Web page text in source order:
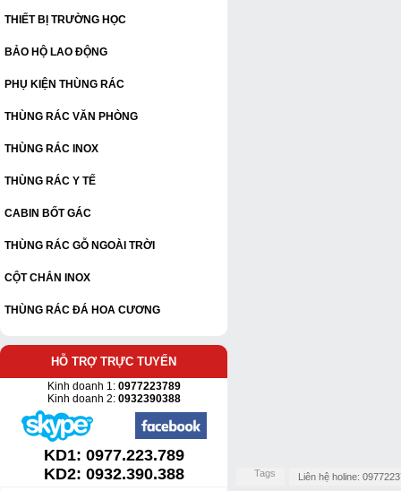
THIẾT BỊ TRƯỜNG HỌC
BẢO HỘ LAO ĐỘNG
PHỤ KIỆN THÙNG RÁC
THÙNG RÁC VĂN PHÒNG
THÙNG RÁC INOX
THÙNG RÁC Y TẾ
CABIN BỐT GÁC
THÙNG RÁC GỖ NGOÀI TRỜI
CỘT CHẮN INOX
THÙNG RÁC ĐÁ HOA CƯƠNG
HỖ TRỢ TRỰC TUYẾN
Kinh doanh 1:0977223789
Kinh doanh 2: 0932390388
KD1: 0977.223.789
KD2: 0932.390.388
Tags Liên hệ holine: